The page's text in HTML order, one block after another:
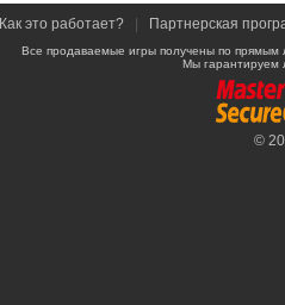
Как это работает? Партнерская
Все продаваемые игры получены по
Мы гарантируем
©